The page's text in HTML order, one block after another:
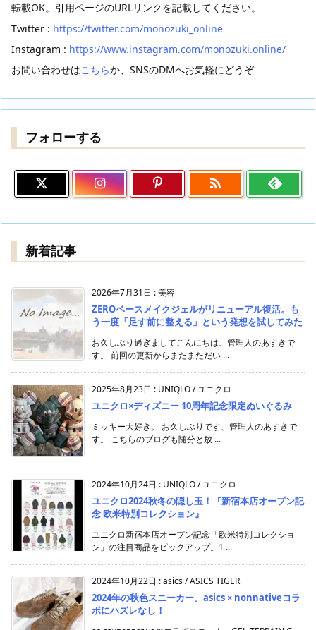
転載OK。引用ページのURLリンクを記載してください。
Twitter : https://twitter.com/monozuki_online
Instagram : https://www.instagram.com/monozuki.online/
お問い合わせはこちらか、SNSのDMへお気軽にどうぞ
フォローする

新着記事
2026年7月31日 :美容
ZEROベースメイクジェルがリニューアル復活。も
う一度「足す前に整える」という発想を試してみた
お久しぶり過ぎましてこんにちは、管理人のあすきで
す。 前回の更新からまたまただい ...
2025年8月23日 : UNIQLO / ユニクロ
ユニクロ×ディズニー 10周年記念限定ぬいぐるみ
ミッキー大好き。 お久しぶりです、管理人のあすきで
す。 こちらのブログも随分と放 ...
2024年10月24日 : UNIQLO / ユニクロ
ユニクロ2024秋冬の隠し玉！『新宿本店オープン記
念 欧米特別コレクション』
ユニクロ新宿本店オープン記念「欧米特別コレクショ
ン」の注目商品をピックアップ。1 ...
2024年10月22日 :asics / ASICS TIGER
2024年の秋色スニーカー。asics × nonnativeコラ
ボにハズレなし！